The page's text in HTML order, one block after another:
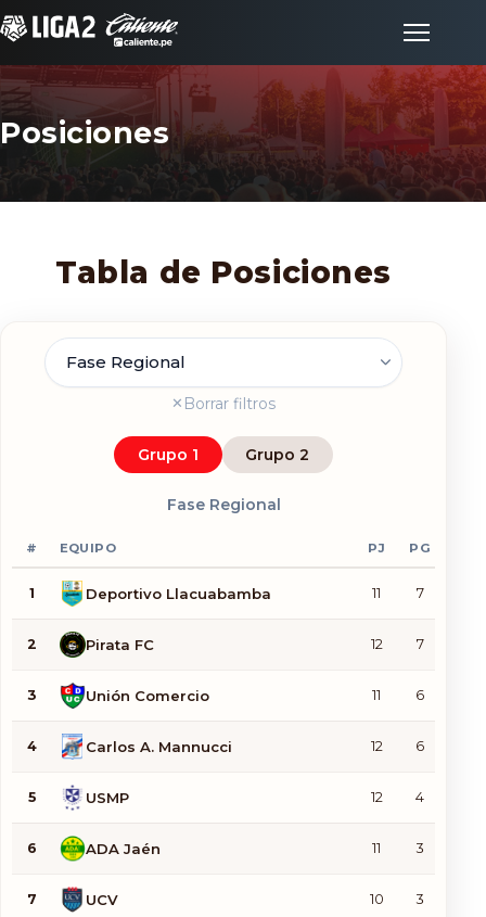
Posiciones
LigaFan
Posiciones
Tabla de Posiciones
Fase
✕ Borrar filtros
Grupo 1 Grupo 2
Fase Regional
# EQUIPO PJ PG
1 Deportivo Llacuabamba 11 7
2 Pirata FC 12 7
3 Unión Comercio 11 6
4 Carlos A. Mannucci 12 6
5 USMP 12 4
6 ADA Jaén 11 3
7 UCV 10 3